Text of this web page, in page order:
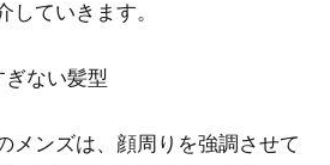
では男性向けのヘアケアが注目されていま
ていきます。
ない髪型
メンズは、顔周りを強調させて